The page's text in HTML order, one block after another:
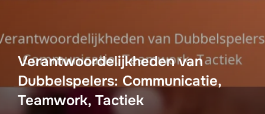
Verantwoordelijkheden van
Dubbelspelers: Communicatie,
Teamwork, Tactiek